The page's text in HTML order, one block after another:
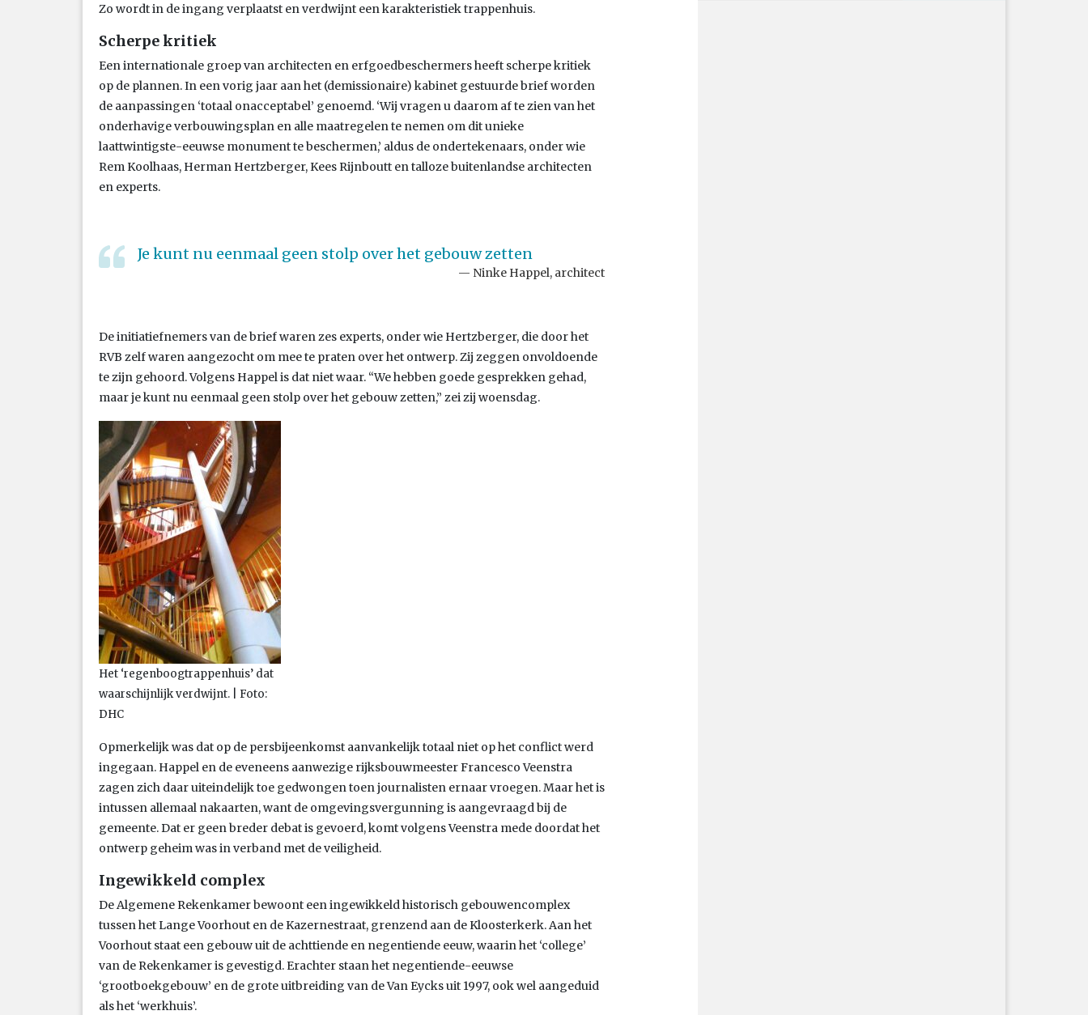
Zo wordt in de ingang verplaatst en verdwijnt een karakteristiek trappenhuis.
Scherpe kritiek
Een internationale groep van architecten en erfgoedbeschermers heeft scherpe kritiek
op de plannen. In een vorig jaar aan het (demissionaire) kabinet gestuurde brief worden
de aanpassingen ‘totaal onacceptabel’ genoemd. ‘Wij vragen u daarom af te zien van het
onderhavige verbouwingsplan en alle maatregelen te nemen om dit unieke
laattwintigste-eeuwse monument te beschermen,’ aldus de ondertekenaars, onder wie
Rem Koolhaas, Herman Hertzberger, Kees Rijnboutt en talloze buitenlandse architecten
en experts.
Je kunt nu eenmaal geen stolp over het gebouw zetten
Ninke Happel, architect
De initiatiefnemers van de brief waren zes experts, onder wie Hertzberger, die door het
RVB zelf waren aangezocht om mee te praten over het ontwerp. Zij zeggen onvoldoende
te zijn gehoord. Volgens Happel is dat niet waar. “We hebben goede gesprekken gehad,
maar je kunt nu eenmaal geen stolp over het gebouw zetten,” zei zij woensdag.
Het ‘regenboogtrappenhuis’ dat
waarschijnlijk verdwijnt. | Foto:
DHC
Opmerkelijk was dat op de persbijeenkomst aanvankelijk totaal niet op het conflict werd
ingegaan. Happel en de eveneens aanwezige rijksbouwmeester Francesco Veenstra
zagen zich daar uiteindelijk toe gedwongen toen journalisten ernaar vroegen. Maar het is
intussen allemaal nakaarten, want de omgevingsvergunning is aangevraagd bij de
gemeente. Dat er geen breder debat is gevoerd, komt volgens Veenstra mede doordat het
ontwerp geheim was in verband met de veiligheid.
Ingewikkeld complex
De Algemene Rekenkamer bewoont een ingewikkeld historisch gebouwencomplex
tussen het Lange Voorhout en de Kazernestraat, grenzend aan de Kloosterkerk. Aan het
Voorhout staat een gebouw uit de achttiende en negentiende eeuw, waarin het ‘college’
van de Rekenkamer is gevestigd. Erachter staan het negentiende-eeuwse
‘grootboekgebouw’ en de grote uitbreiding van de Van Eycks uit 1997, ook wel aangeduid
als het ‘werkhuis’.